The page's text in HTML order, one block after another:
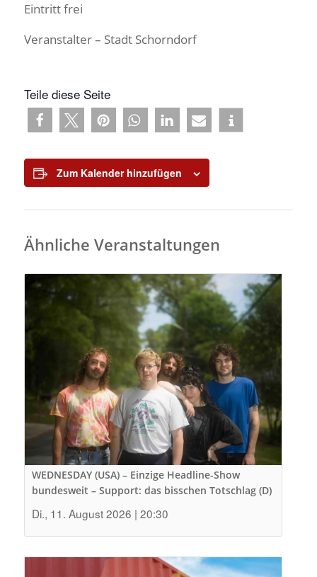
Eintritt frei
Veranstalter – Stadt Schorndorf
Teile diese Seite
Zum Kalender hinzufügen
Ähnliche Veranstaltungen
WEDNESDAY (USA) – Einzige Headline-Show
bundesweit – Support: das bisschen Totschlag (D)
Di., 11. August 2026 | 20:30